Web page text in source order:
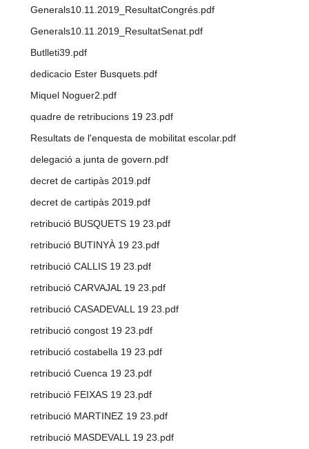
Generals10.11.2019_ResultatCongrés.pdf
Generals10.11.2019_ResultatSenat.pdf
Butlleti39.pdf
dedicacio Ester Busquets.pdf
Miquel Noguer2.pdf
quadre de retribucions 19 23.pdf
Resultats de l'enquesta de mobilitat escolar.pdf
delegació a junta de govern.pdf
decret de cartipàs 2019.pdf
decret de cartipàs 2019.pdf
retribució BUSQUETS 19 23.pdf
retribució BUTINYÀ 19 23.pdf
retribució CALLIS 19 23.pdf
retribució CARVAJAL 19 23.pdf
retribució CASADEVALL 19 23.pdf
retribució congost 19 23.pdf
retribució costabella 19 23.pdf
retribució Cuenca 19 23.pdf
retribució FEIXAS 19 23.pdf
retribució MARTINEZ 19 23.pdf
retribució MASDEVALL 19 23.pdf